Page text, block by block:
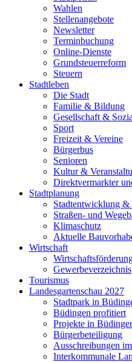
Wahlen
Stellenangebote
Newsletter
Terminbuchung
Online-Dienste
Grundsteuerreform
Steuern
Stadtleben
Die Stadt
Familie & Bildung
Gesellschaft &
Sport
Freizeit & Vereine
Bürgerbus
Senioren
Kultur &
Direktvermarkter
Stadtplanung
Stadtentwicklung &
Straßen- und
Klimaschutz
Aktuelle
Wirtschaft
Gewerbeverzeichnis
Tourismus
Landesgartenschau 2027
Stadtpark in
Büdingen profitiert
Projekte in
Bürgerbeteiligung
Ausschreibungen
Interkommunale